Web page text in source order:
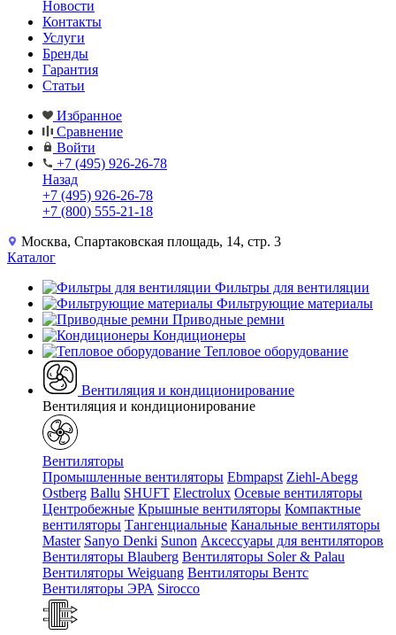
Новости
Контакты
Услуги
Бренды
Гарантия
Статьи
Избранное
Сравнение
Войти
+7 (495) 926-26-78
Назад
+7 (495) 926-26-78
+7 (800) 555-21-18
Москва, Спартаковская площадь, 14, стр. 3
Каталог
Фильтры для вентиляции
Фильтрующие материалы
Приводные ремни
Кондиционеры
Тепловое оборудование
Вентиляция и кондиционирование
Вентиляция и кондиционирование
Вентиляторы
Промышленные вентиляторы Ebmpapst Ziehl-Abegg
Ostberg Ballu SHUFT Electrolux Осевые вентиляторы
Центробежные Крышные вентиляторы Компактные
вентиляторы Тангенциальные Канальные вентиляторы
Master Sanyo Denki Sunon Аксессуары для вентиляторов
Вентиляторы Blauberg Вентиляторы Soler & Palau
Вентиляторы Weiguang Вентиляторы Вентс
Вентиляторы ЭРА Sirocco